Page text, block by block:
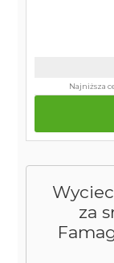
za
Najniższa